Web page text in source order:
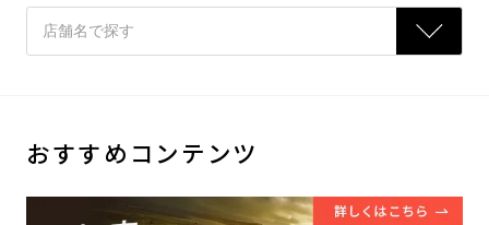
おすすめコンテンツ